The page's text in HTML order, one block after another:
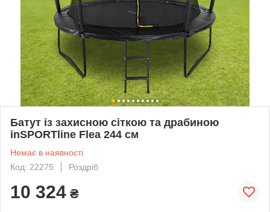
Батут із захисною сіткою та драбиною
inSPORTline Flea 244 см
Немає в наявності
Код: 22275
Роздріб
10 324 ₴